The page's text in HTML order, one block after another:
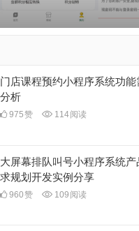
门店课程预约小程序系统功
分析
975赞 114阅读
大屏幕排队叫号小程序系统
求规划开发实例分享
960赞 109 阅读